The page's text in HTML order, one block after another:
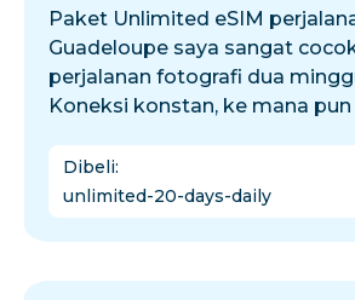
Paket Unlimited eSIM
Guadeloupe saya sangat
perjalanan fotografi dua
Koneksi konstan, ke mana
Dibeli:
unlimited-20-days-daily